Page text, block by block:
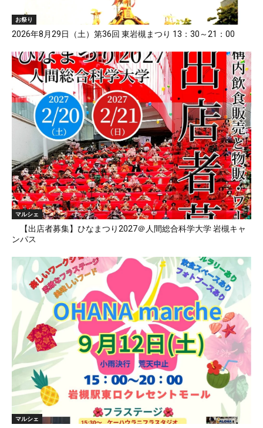
お祭り
2026年8月29日（土）第36回 東岩槻まつり 13：30～21：00
マルシェ
【出店者募集】ひなまつり2027＠人間総合科学大学 岩槻キャ
ンパス
マルシェ